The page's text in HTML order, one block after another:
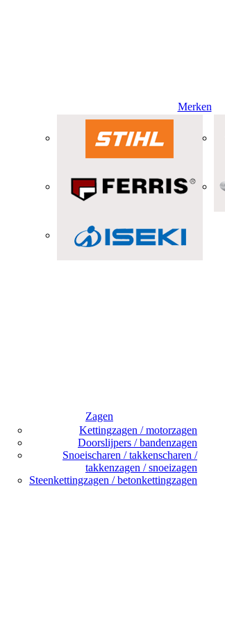
Merken
Zagen
Kettingzagen / motorzagen
Doorslijpers / bandenzagen
Snoeischaren / takkenscharen /
takkenzagen / snoeizagen
Steenkettingzagen / betonkettingzagen